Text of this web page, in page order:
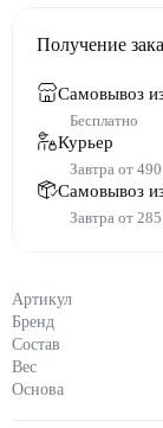
Артикул
Бренд
Состав
Вес
Основа
Получение
Самовывоз
Бесплатно
Курьер
Завтра от
Самовывоз
Завтра от